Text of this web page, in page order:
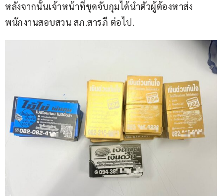
หลังจากนั้นเจ้าหน้าที่ชุดจับกุมได้นำตัวผู้ต้องหาส่ง
พนักงานสอบสวน สภ.สารภี ต่อไป.